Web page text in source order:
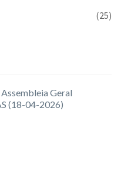
(25)
Geral
(18-04-2026)